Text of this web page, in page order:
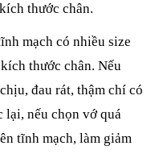
thước chân.
mạch có nhiều size
thước chân. Nếu
đau rát, thậm chí có
lại, nếu chọn vớ quá
tĩnh mạch, làm giảm